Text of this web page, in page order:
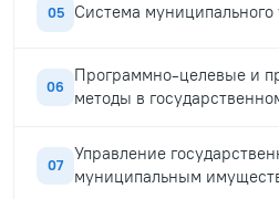
05 Система муниципального
06
Программно-целевые и
методы в
07
Управление
муниципальным